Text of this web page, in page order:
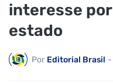
interesse
estado
Por Editorial Brasil -